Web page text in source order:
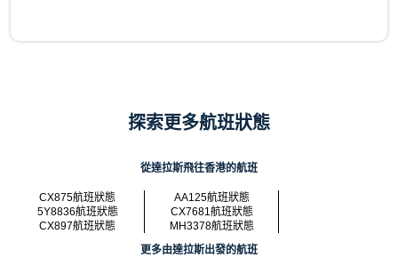
探索更多航班狀態
從達拉斯飛往香港的航班
CX875航班狀態
AA125航班狀態
5Y8836航班狀態
CX7681航班狀態
CX897航班狀態
MH3378航班狀態
更多由達拉斯出發的航班